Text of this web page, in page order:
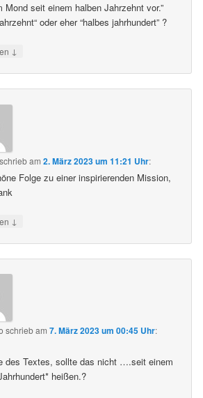
Mond seit einem halben Jahrzehnt vor.”
oder eher “halbes jahrhundert” ?
↓
schriebam2. März 2023 um 11:21 Uhr:
Folge zu einer inspirierenden Mission,
↓
schriebam7. März 2023 um 00:45 Uhr:
des Textes, sollte das nicht ….seit einem
heißen.?